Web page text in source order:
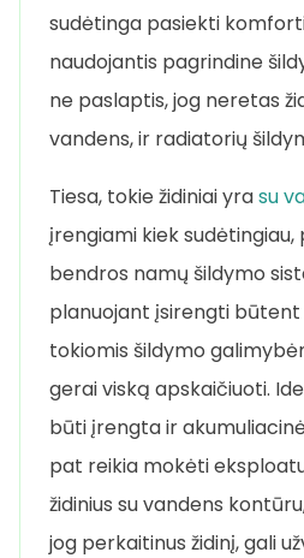
sudėtinga pasiekti
naudojantis pagrindine
ne paslaptis, jog neretas
vandens, ir radiatorių
Tiesa, tokie židiniai yrasu
įrengiami kiek sudėtingiau,
bendros namų šildymo
planuojant įsirengti būtent
tokiomis šildymo
gerai viską apskaičiuoti.
būti įrengta ir
pat reikia mokėti
židinius su vandens
jog perkaitinus židinį, gali